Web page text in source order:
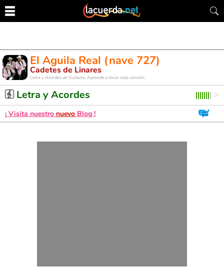
El Aguila Real (nave 727)
Cadetes de Linares
Letra y Acordes de Guitarra. Aprende a tocar esta canción
Letra y Acordes
¡ Visita nuestro nuevo Blog !